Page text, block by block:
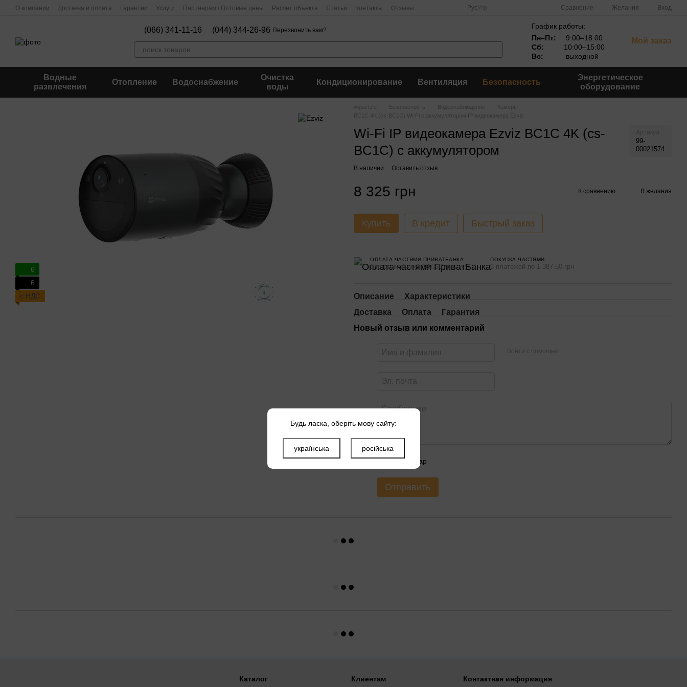
Перейти к основному контенту
О компании Доставка и оплата Гарантии Услуги Партнерам / Оптовые цены Расчет объекта Статьи Контакты Отзывы Рус Сравнение Желания Вход
(066) 341-11-16 (044) 344-26-96 Перезвонить вам?
График работы:
Пн–Пт:
9:00–18:00
Сб:
10:00–15:00
Вс:
выходной
Мой заказ
Водные
развлечения
Отопление Водоснабжение
Очистка
воды
Кондиционирование Вентиляция Безопасность
Энергетическое
оборудование
6
6
с НДС
Aqua Life Безопасность Видеонаблюдение
Камеры
BC1C 4K (cs-BC1C) Wi-Fi с аккумулятором IP видеокамера Ezviz
Wi-Fi IP видеокамера Ezviz BC1C 4K (cs-
BC1C) с аккумулятором
99-
00021574
В наличии Оставить отзыв
8 325 грн К сравнению В желания
Купить В кредит Быстрый заказ
ОПЛАТА ЧАСТЯМИ ПРИВАТБАНКА
6 платежей по 1 387.50 грн
ПОКУПКА ЧАСТЯМИ
6 платежей по 1 387.50 грн
Описание
Характеристики
Доставка
Оплата
Гарантия
Новый отзыв или комментарий
Войти с помощью
Оцените товар
Отправить
Каталог Клиентам Контактная информация
Будь ласка, оберіть мову сайту:
українська російська